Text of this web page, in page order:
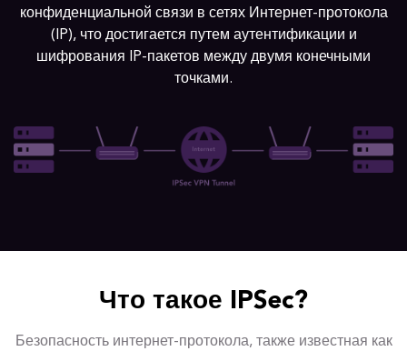
конфиденциальной связи в сетях Интернет-протокола
(IP), что достигается путем аутентификации и
шифрования IP-пакетов между двумя конечными
точками.
Что такое IPSec?
Безопасность интернет-протокола, также известная как